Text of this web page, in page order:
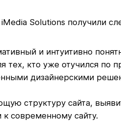
Solutions получили
и интуитивно
тех, кто уже отучился по
дизайнерскими
структуру сайта,
к современному сайту.